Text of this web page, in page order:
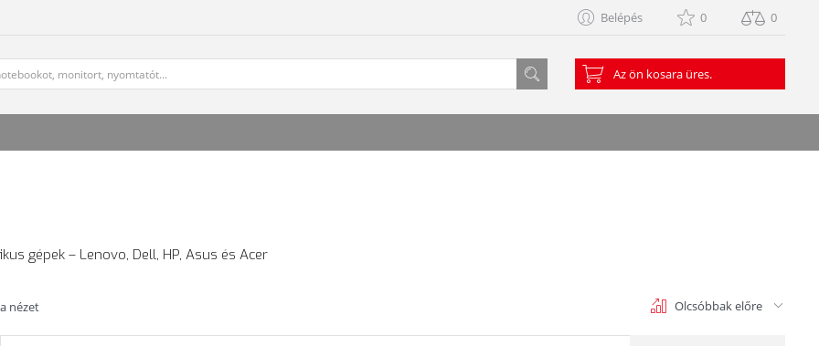
Belépés 0 0
Az ön kosara üres.
gépek – Lenovo, Dell, HP, Asus és Acer
nézet Olcsóbbak előre